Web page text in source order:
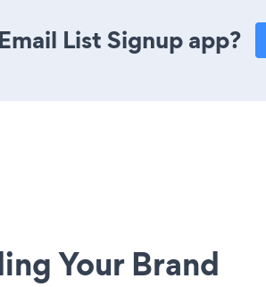
List Signup app?
Your Brand